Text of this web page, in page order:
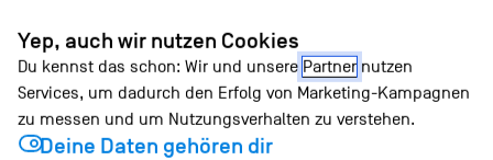
Zum
Inhalt
springen
Yep, auch wir nutzen Cookies
Du kennst das schon: Wir und unsere Partner nutzen
Services, um dadurch den Erfolg von Marketing-Kampagnen
zu messen und um Nutzungsverhalten zu verstehen.
Deine Daten gehören dir